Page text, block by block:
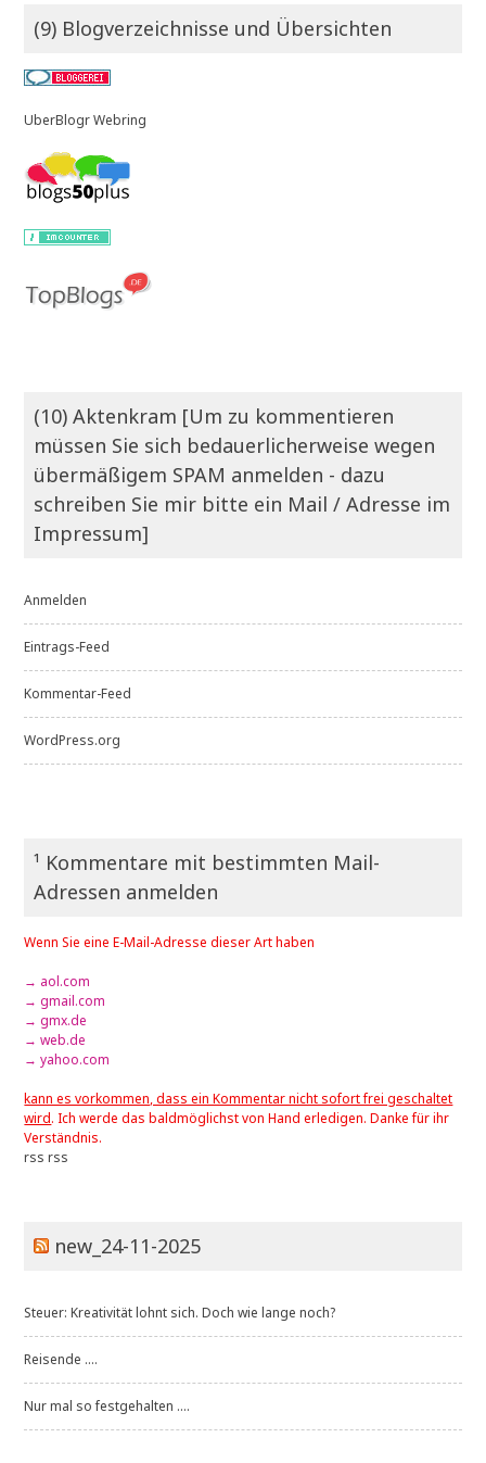
(9) Blogverzeichnisse und Übersichten
UberBlogr Webring
(10) Aktenkram [Um zu kommentieren
müssen Sie sich bedauerlicherweise wegen
übermäßigem SPAM anmelden - dazu
schreiben Sie mir bitte ein Mail / Adresse im
Impressum]
Anmelden
Eintrags-Feed
Kommentar-Feed
WordPress.org
¹ Kommentare mit bestimmten Mail-
Adressen anmelden
Wenn Sie eine E-Mail-Adresse dieser Art haben
→ aol.com
→ gmail.com
→ gmx.de
→ web.de
→ yahoo.com
kann es vorkommen, dass ein Kommentar nicht sofort frei geschaltet
wird. Ich werde das baldmöglichst von Hand erledigen. Danke für ihr
Verständnis.
rss rss
new_24-11-2025
Steuer: Kreativität lohnt sich. Doch wie lange noch?
Reisende ....
Nur mal so festgehalten ....